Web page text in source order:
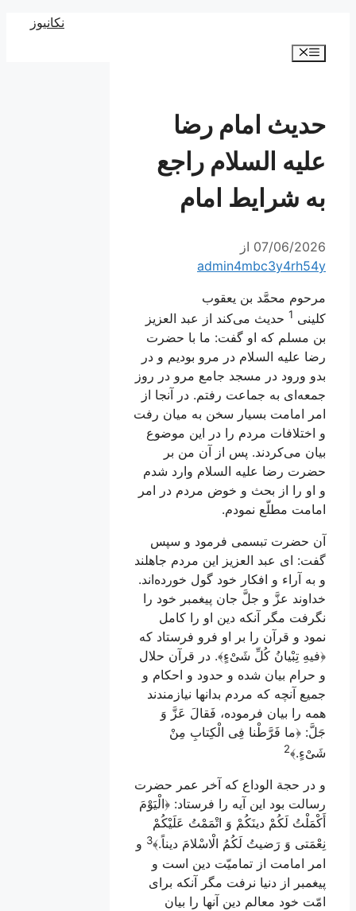
نکانیوز
فهرست
حديث امام رضا
علیه السلام راجع
به شرايط امام‏
07/06/2026 از
admin4mbc3y4rh54y
مرحوم محمَّد بن يعقوب
كلينى
حديث مى‌كند از عبد العزيز
بن مسلم كه او گفت: ما با حضرت
رضا علیه السلام در مرو بوديم و در
بدو ورود در مسجد جامع مرو در روز
جمعه‌اى به جماعت‌ رفتم. در آنجا از
امر امامت بسيار سخن به ميان رفت
و اختلافات مردم را در اين موضوع
بيان مى‌كردند. پس از آن من بر
حضرت رضا عليه السلام وارد شدم
و او را از بحث و خوض مردم در امر
امامت مطلّع نمودم.
آن حضرت تبسمى فرمود و سپس
گفت: اى عبد العزيز اين مردم جاهلند
و به آراء و افكار خود گول خورده‌اند.
خداوند عزَّ و جلَّ جان پيغمبر خود را
نگرفت مگر آنكه دين او را كامل
نمود و قرآن را بر او فرو فرستاد كه
فيهِ تِبْيانُ كُلِّ شَىْ‌ءٍ﴾. در قرآن حلال
و حرام بيان شده و حدود و احكام و
جميع آنچه كه مردم بدانها نيازمندند
همه را بيان فرموده،فَقالَ عَزَّ وَ
جَلَّ:﴿ ما فَرَّطْنا فِى الْكِتابِ مِنْ
شَىْ‌ءٍ.﴾2
و در حجة الوداع كه آخر عمر حضرت
رسالت بود اين آيه را فرستاد: ﴿ الْيَوْمَ
أَكْمَلْتُ لَكُمْ دينَكُمْ وَ اتْمَمْتُ عَلَيْكُمْ
نِعْمَتى وَ رَضيتُ لَكُمُ الْاسْلامَ ديناً.﴾3و
امر امامت از تماميّت دين است و
پيغمبر از دنيا نرفت مگر آنكه براى
امّت خود معالم دين آنها را بيان